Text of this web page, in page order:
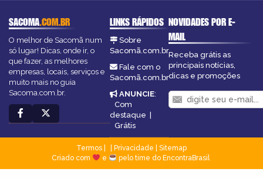
SACOMA.COM.BR
O melhor de Sacomã num
só lugar! Dicas, onde ir, o
que fazer, as melhores
empresas, locais, serviços e
muito mais no guia
Sacoma.com.br.
LINKS RÁPIDOS
Sobre
Sacomã.com.br
Fale com o
Sacomã.com.br
ANUNCIE:
Com
destaque |
Grátis
NOVIDADES POR E-
MAIL
Receba grátis as
principais notícias,
dicas e promoções
Termos Privacidade
Sitemap
Criado com
e pelo time do EncontraBrasil